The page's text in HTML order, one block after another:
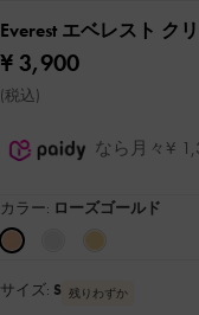
Everest エベレスト ク
¥ 3,900
(税込)
なら月々¥
カラー: ローズゴールド
サイズ: S 残りわずか